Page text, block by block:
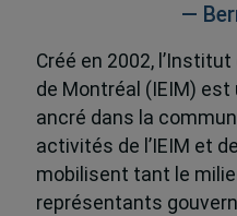
—
Créé en 2002,
de Montréal (IEIM) est
ancré dans la
activités de l’IEIM et
mobilisent tant le
représentants